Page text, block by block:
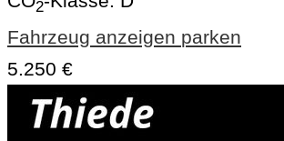
2
Fahrzeug anzeigen parken
5.250 €